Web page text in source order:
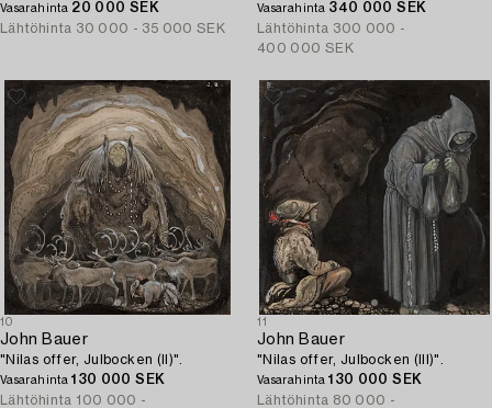
Vasarahinta 20 000 SEK
Lähtöhinta 30 000 - 35 000 SEK
Vasarahinta 340 000 SEK
Lähtöhinta 300 000 -
400 000 SEK
10
John Bauer
"Nilas offer, Julbocken (II)".
Vasarahinta130 000 SEK
Lähtöhinta 100 000 -
11
John Bauer
"Nilas offer, Julbocken (III)".
Vasarahinta130 000 SEK
Lähtöhinta 80 000 -